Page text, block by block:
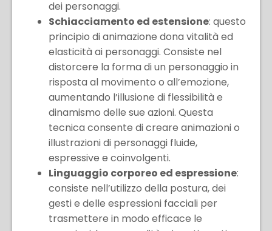
dei personaggi.
Schiacciamento ed estensione: questo
principio di animazione dona vitalità ed
elasticità ai personaggi. Consiste nel
distorcere la forma di un personaggio in
risposta al movimento o all’emozione,
aumentando l’illusione di flessibilità e
dinamismo delle sue azioni. Questa
tecnica consente di creare animazioni o
illustrazioni di personaggi fluide,
espressive e coinvolgenti.
Linguaggio corporeo ed espressione:
consiste nell’utilizzo della postura, dei
gesti e delle espressioni facciali per
trasmettere in modo efficace le